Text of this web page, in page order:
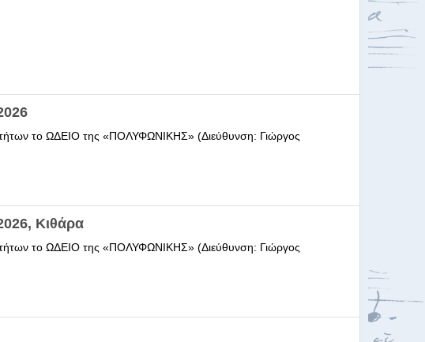
το ΩΔΕΙΟ της «ΠΟΛΥΦΩΝΙΚΗΣ» (Διεύθυνση: Γιώργος
Κιθάρα
το ΩΔΕΙΟ της «ΠΟΛΥΦΩΝΙΚΗΣ» (Διεύθυνση: Γιώργος